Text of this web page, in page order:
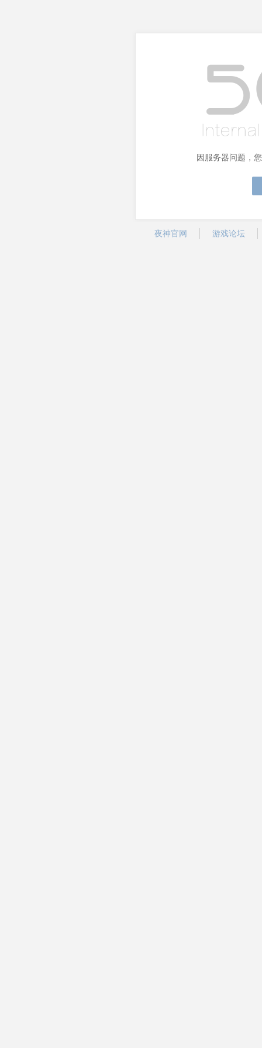
因服务器问题，
夜神官网 游戏论坛